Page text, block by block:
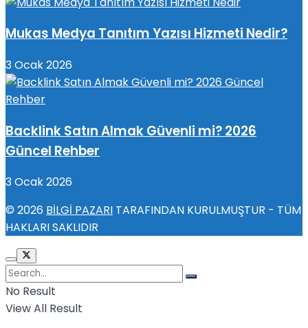
Mukas Medya Tanıtım Yazısı Hizmeti Nedir?
3 Ocak 2026
Backlink Satın Almak Güvenli mi? 2026
Güncel Rehber
3 Ocak 2026
© 2026 BİLGİ PAZARI TARAFINDAN KURULMUŞTUR - TÜM
HAKLARI SAKLIDIR
No Result
View All Result